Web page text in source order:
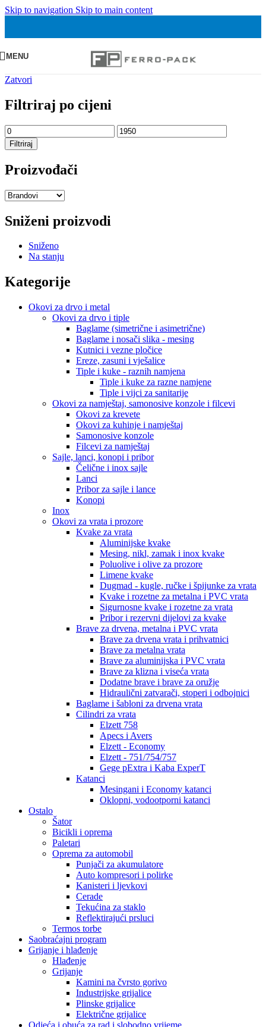
Skip to navigation Skip to main content
MENU
Zatvori
Filtriraj po cijeni
Min
cijena
Maks
cijena
Filtriraj
Proizvođači
Sniženi proizvodi
Sniženo
Na stanju
Kategorije
Okovi za drvo i metal
Okovi za drvo i tiple
Baglame (simetrične i asimetrične)
Baglame i nosači slika - mesing
Kutnici i vezne pločice
Ereze, zasuni i vješalice
Tiple i kuke - raznih namjena
Tiple i kuke za razne namjene
Tiple i vijci za sanitarije
Okovi za namještaj, samonosive konzole i filcevi
Okovi za krevete
Okovi za kuhinje i namještaj
Samonosive konzole
Filcevi za namještaj
Sajle, lanci, konopi i pribor
Čelične i inox sajle
Lanci
Pribor za sajle i lance
Konopi
Inox
Okovi za vrata i prozore
Kvake za vrata
Aluminijske kvake
Mesing, nikl, zamak i inox kvake
Poluolive i olive za prozore
Limene kvake
Dugmad - kugle, ručke i špijunke za vrata
Kvake i rozetne za metalna i PVC vrata
Sigurnosne kvake i rozetne za vrata
Pribor i rezervni dijelovi za kvake
Brave za drvena, metalna i PVC vrata
Brave za drvena vrata i prihvatnici
Brave za metalna vrata
Brave za aluminijska i PVC vrata
Brave za klizna i viseća vrata
Dodatne brave i brave za oružje
Hidraulični zatvarači, stoperi i odbojnici
Baglame i šabloni za drvena vrata
Cilindri za vrata
Elzett 758
Apecs i Avers
Elzett - Economy
Elzett - 751/754/757
Gege pExtra i Kaba ExperT
Katanci
Mesingani i Economy katanci
Oklopni, vodootporni katanci
Ostalo
Šator
Bicikli i oprema
Paletari
Oprema za automobil
Punjači za akumulatore
Auto kompresori i polirke
Kanisteri i ljevkovi
Cerade
Tekućina za staklo
Reflektirajući prsluci
Termos torbe
Saobraćajni program
Grijanje i hlađenje
Hlađenje
Grijanje
Kamini na čvrsto gorivo
Industrijske grijalice
Plinske grijalice
Električne grijalice